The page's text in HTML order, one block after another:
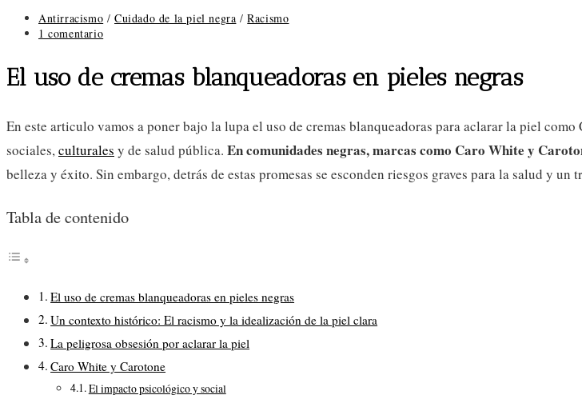
Categoría
de
Antirracismo / Cuidado de la piel negra / Racismo
Comentarios
entrada:
1 comentario
El uso de cremas blanqueadoras en pieles negras
En este articulo vamos a poner bajo la lupa el uso de cremas blanqueadoras para aclarar la piel
sociales,culturales y de salud pública. En comunidades negras, marcas como Caro White y
belleza y éxito. Sin embargo, detrás de estas promesas se esconden riesgos graves para la salud y
Tabla de contenido
El uso de cremas blanqueadoras en pieles negras
Un contexto histórico: El racismo y la idealización de la piel clara
La peligrosa obsesión por aclarar la piel
Caro White y Carotone
El impacto psicológico y social